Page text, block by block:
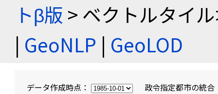
トβ版 > ベクトルタイ
| GeoNLP | GeoLOD
データ作成時点： 政令指定都市の統